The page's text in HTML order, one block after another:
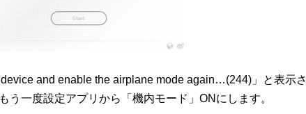
and enable the airplane mode again…(244)」と表示さ
う一度設定アプリから「機内モード」ONにします。